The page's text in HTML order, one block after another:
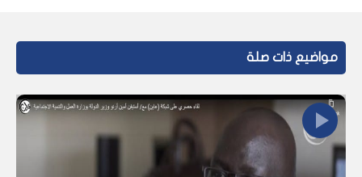
مواضيع ذات صلة